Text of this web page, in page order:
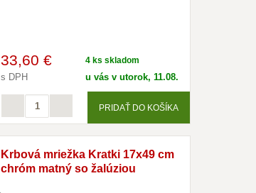
33,60 €
s DPH
4 ks skladom
u vás v utorok, 11.08.
PRIDAŤ DO KOŠÍKA
Krbová mriežka Kratki 17x49 cm
chróm matný so žalúziou